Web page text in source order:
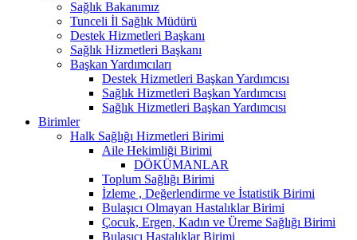
Sağlık Bakanımız
Tunceli İl Sağlık Müdürü
Destek Hizmetleri Başkanı
Sağlık Hizmetleri Başkanı
Başkan Yardımcıları
Destek Hizmetleri Başkan Yardımcısı
Sağlık Hizmetleri Başkan Yardımcısı
Sağlık Hizmetleri Başkan Yardımcısı
Birimler
Halk Sağlığı Hizmetleri Birimi
Aile Hekimliği Birimi
DÖKÜMANLAR
Toplum Sağlığı Birimi
İzleme , Değerlendirme ve İstatistik Birimi
Bulaşıcı Olmayan Hastalıklar Birimi
Çocuk, Ergen, Kadın ve Üreme Sağlığı Birimi
Bulaşıcı Hastalıklar Birimi